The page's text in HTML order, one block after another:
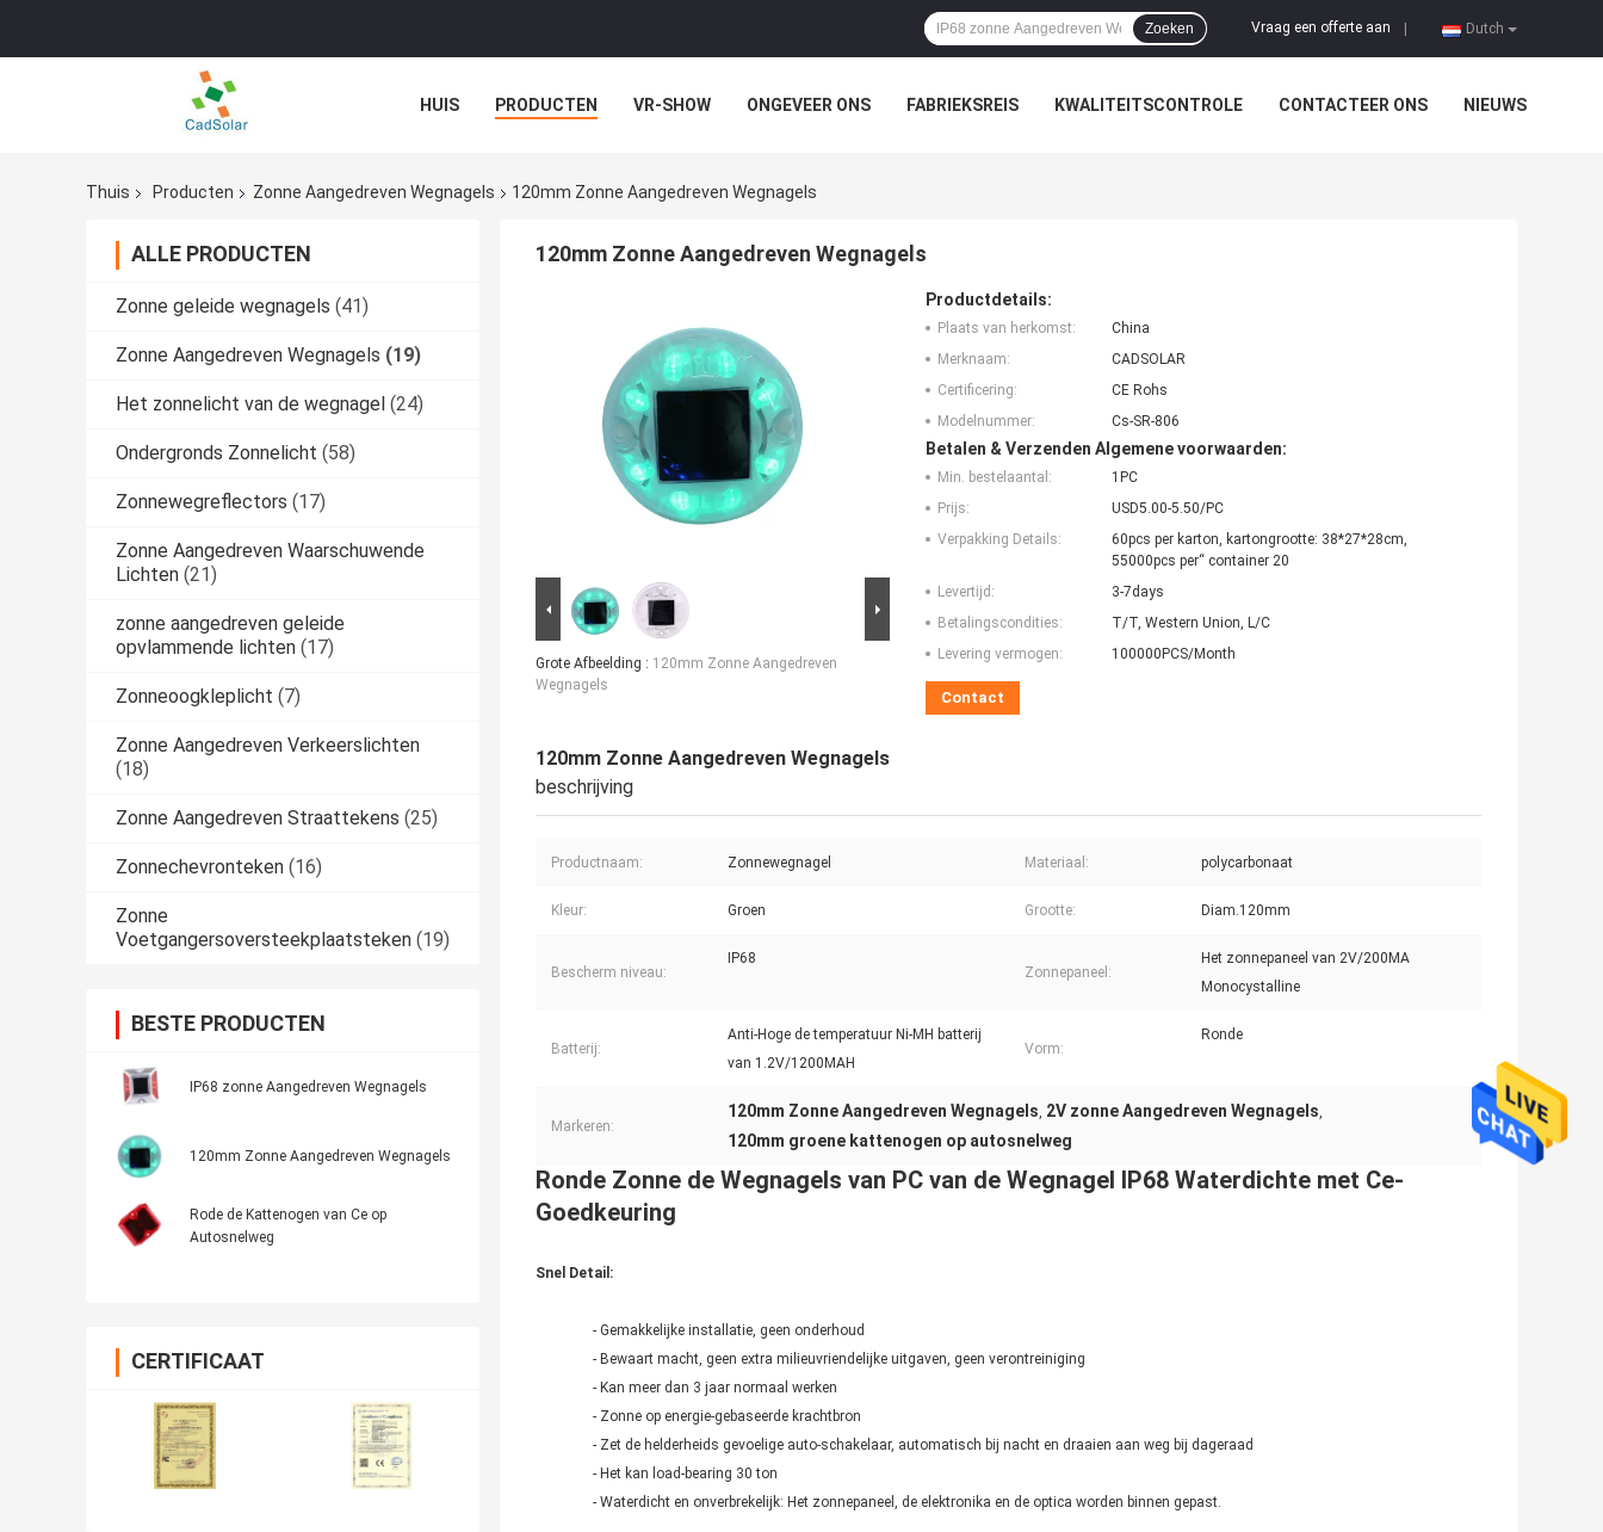
Dutch
Vraag een offerte aan
Zoeken
HUIS PRODUCTEN VR-SHOW ONGEVEER ONS FABRIEKSREIS KWALITEITSCONTROLE CONTACTEER ONS NIEUWS
Thuis
Producten Zonne Aangedreven Wegnagels 120mm Zonne Aangedreven Wegnagels
ALLE PRODUCTEN
Zonne geleide wegnagels (41)
Zonne Aangedreven Wegnagels (19)
Het zonnelicht van de wegnagel (24)
Ondergronds Zonnelicht (58)
Zonnewegreflectors (17)
Zonne Aangedreven Waarschuwende
Lichten (21)
zonne aangedreven geleide
opvlammende lichten (17)
Zonneoogkleplicht (7)
Zonne Aangedreven Verkeerslichten
(18)
Zonne Aangedreven Straattekens (25)
Zonnechevronteken (16)
Zonne
Voetgangersoversteekplaatsteken (19)
BESTE PRODUCTEN
IP68 zonne Aangedreven Wegnagels
120mm Zonne Aangedreven Wegnagels
Rode de Kattenogen van Ce op
Autosnelweg
CERTIFICAAT
120mm Zonne Aangedreven Wegnagels
Grote Afbeelding : 120mm Zonne Aangedreven
Wegnagels
Productdetails:
Plaats van herkomst:
China
Merknaam:
CADSOLAR
Certificering:
CE Rohs
Modelnummer:
Cs-SR-806
Betalen & Verzenden Algemene voorwaarden:
Min. bestelaantal:
1PC
Prijs:
USD5.00-5.50/PC
Verpakking Details:
60pcs per karton, kartongrootte: 38*27*28cm,
55000pcs per“ container 20
Levertijd:
3-7days
Betalingscondities:
T/T, Western Union, L/C
Levering vermogen:
100000PCS/Month
Contact
120mm Zonne Aangedreven Wegnagels
beschrijving
Productnaam: Zonnewegnagel Materiaal: polycarbonaat
Kleur: Groen Grootte: Diam.120mm
Bescherm niveau:
IP68
Zonnepaneel:
Het zonnepaneel van 2V/200MA
Monocystalline
Batterij:
Anti-Hoge de temperatuur Ni-MH batterij
van 1.2V/1200MAH
Vorm:
Ronde
Markeren:
120mm Zonne Aangedreven Wegnagels, 2V zonne Aangedreven Wegnagels,
120mm groene kattenogen op autosnelweg
Ronde Zonne de Wegnagels van PC van de Wegnagel IP68 Waterdichte met Ce-
Goedkeuring
Snel Detail:
- Gemakkelijke installatie, geen onderhoud
- Bewaart macht, geen extra milieuvriendelijke uitgaven, geen verontreiniging
- Kan meer dan 3 jaar normaal werken
- Zonne op energie-gebaseerde krachtbron
- Zet de helderheids gevoelige auto-schakelaar, automatisch bij nacht en draaien aan weg bij dageraad
- Het kan load-bearing 30 ton
- Waterdicht en onverbrekelijk: Het zonnepaneel, de elektronika en de optica worden binnen gepast.